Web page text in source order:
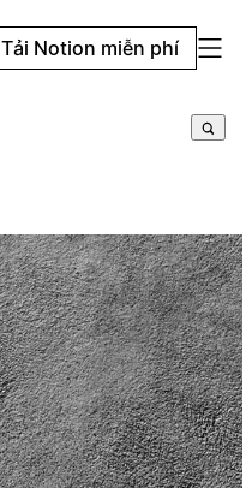
Tải Notion miễn phí